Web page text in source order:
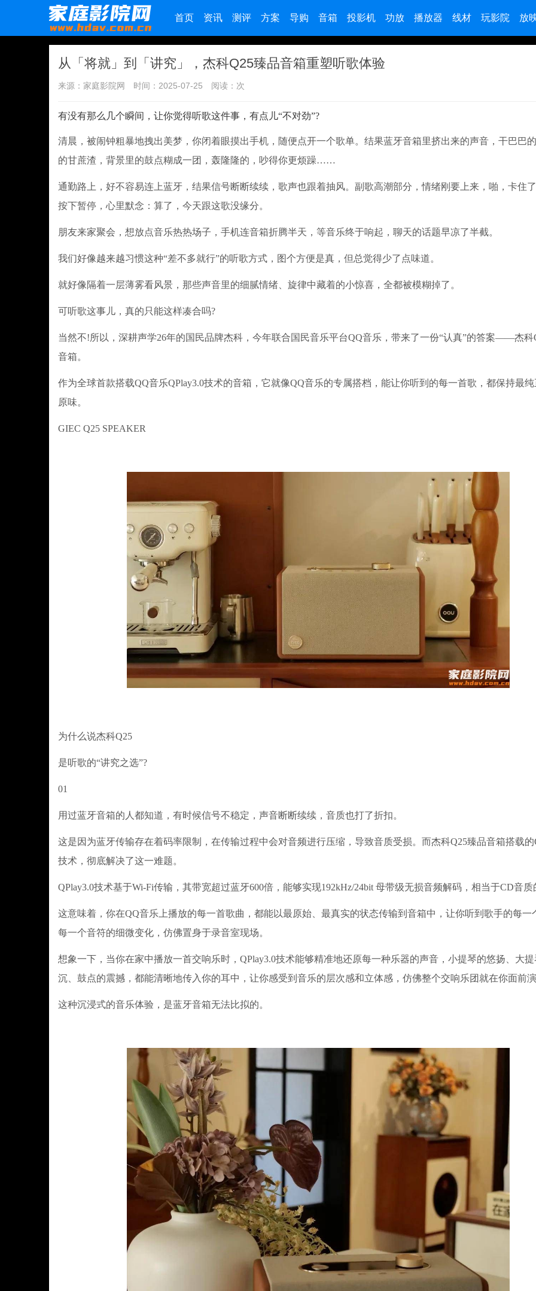
首页 资讯 测评 方案 导购 音箱 投影机 功放 播放器 线材 玩影院 放
从「将就」到「讲究」，杰科Q25臻品音箱重塑听歌体验
来源：家庭影院网 时间：2025-07-25 阅读： 次
有没有那么几个瞬间，让你觉得听歌这件事，有点儿“不对劲”?
清晨，被闹钟粗暴地拽出美梦，你闭着眼摸出手机，随便点开一个歌单。结果蓝牙音箱里挤出来的声音，干巴巴
的甘蔗渣，背景里的鼓点糊成一团，轰隆隆的，吵得你更烦躁……
通勤路上，好不容易连上蓝牙，结果信号断断续续，歌声也跟着抽风。副歌高潮部分，情绪刚要上来，啪，卡住
按下暂停，心里默念：算了，今天跟这歌没缘分。
朋友来家聚会，想放点音乐热热场子，手机连音箱折腾半天，等音乐终于响起，聊天的话题早凉了半截。
我们好像越来越习惯这种“差不多就行”的听歌方式，图个方便是真，但总觉得少了点味道。
就好像隔着一层薄雾看风景，那些声音里的细腻情绪、旋律中藏着的小惊喜，全都被模糊掉了。
可听歌这事儿，真的只能这样凑合吗?
当然不!所以，深耕声学26年的国民品牌杰科，今年联合国民音乐平台QQ音乐，带来了一份“认真”的答案——杰科
音箱。
作为全球首款搭载QQ音乐QPlay3.0技术的音箱，它就像QQ音乐的专属搭档，能让你听到的每一首歌，都保持最
原味。
GIEC Q25 SPEAKER
为什么说杰科Q25
是听歌的“讲究之选”?
01
用过蓝牙音箱的人都知道，有时候信号不稳定，声音断断续续，音质也打了折扣。
这是因为蓝牙传输存在着码率限制，在传输过程中会对音频进行压缩，导致音质受损。而杰科Q25臻品音箱搭载的
技术，彻底解决了这一难题。
QPlay3.0技术基于Wi-Fi传输，其带宽超过蓝牙600倍，能够实现192kHz/24bit 母带级无损音频解码，相当于CD音质
这意味着，你在QQ音乐上播放的每一首歌曲，都能以最原始、最真实的状态传输到音箱中，让你听到歌手的每一
每一个音符的细微变化，仿佛置身于录音室现场。
想象一下，当你在家中播放一首交响乐时，QPlay3.0技术能够精准地还原每一种乐器的声音，小提琴的悠扬、大
沉、鼓点的震撼，都能清晰地传入你的耳中，让你感受到音乐的层次感和立体感，仿佛整个交响乐团就在你面前
这种沉浸式的音乐体验，是蓝牙音箱无法比拟的。